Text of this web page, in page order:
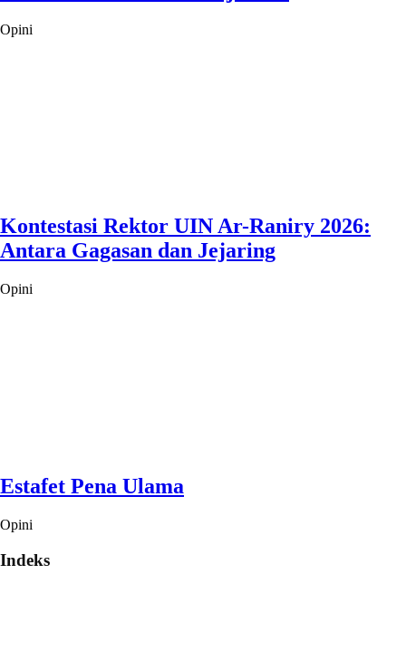
Opini
Kontestasi Rektor UIN Ar-Raniry 2026:
Antara Gagasan dan Jejaring
Opini
Estafet Pena Ulama
Opini
Indeks